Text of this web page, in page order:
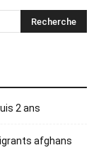
2 ans
afghans